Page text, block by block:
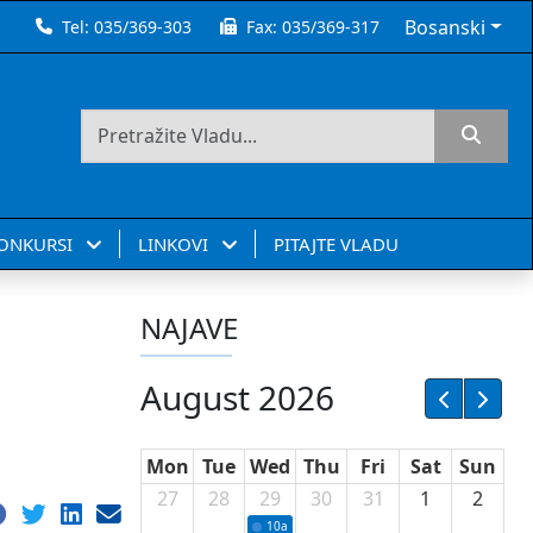
Tel:035/369-303 Fax:035/369-317 Bosanski
LINKOVI PITAJTE VLADU
NAJAVE
August 2026
Mon Tue Wed Thu Fri Sat
Sun
27
28 29
10a Potpisivanje ugovora sa neprofitnim
30 31 1 2